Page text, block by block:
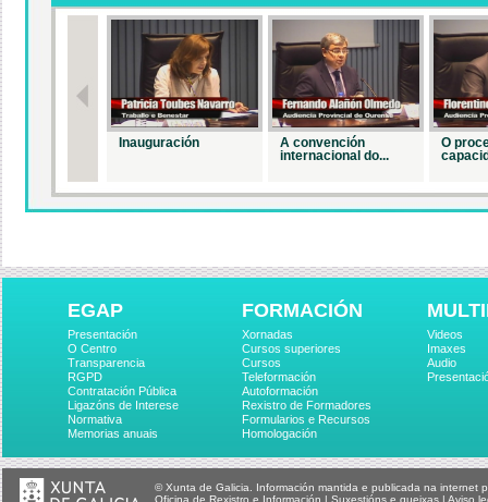
Inauguración
A convención
internacional do...
O
EGAP
Presentación
O Centro
Transparencia
RGPD
Contratación Pública
Ligazóns de Interese
Normativa
Memorias anuais
FORMACIÓN
Xornadas
Cursos superiores
Cursos
Teleformación
Autoformación
Rexistro de Formadores
Formularios e Recursos
Homologación
Videos
Imaxes
Audio
© Xunta de Galicia. Información mantida e publicada na internet
Oficina de Rexistro e Información | Suxestións e queixas | Aviso